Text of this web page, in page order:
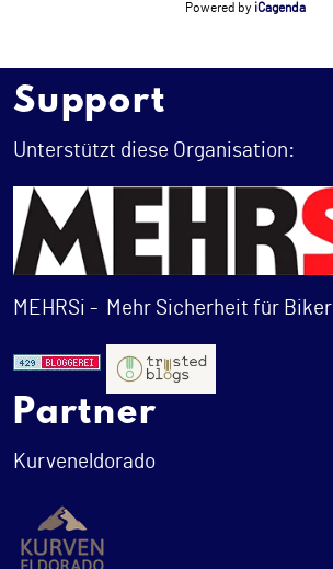
Powered by iCagenda
Support
Unterstützt diese Organisation:
MEHRSi - Mehr Sicherheit für Biker
Partner
Kurveneldorado